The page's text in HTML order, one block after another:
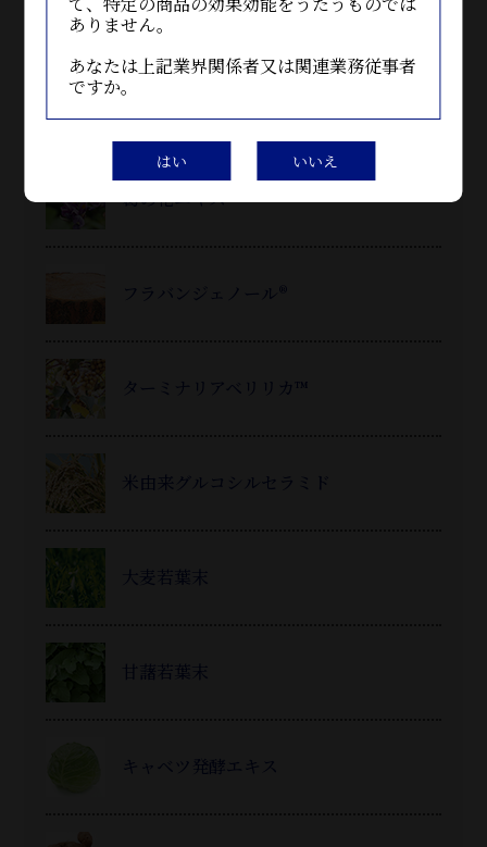
コラーゲンペプチド
インドマンゴスチンエキス末
葛の花エキス™
フラバンジェノール®
ターミナリアベリリカ™
米由来グルコシルセラミド
大麦若葉末
甘藷若葉末
キャベツ発酵エキス
ありません。
あなたは上記業界関係者又は関連業務従事者
ですか。
はい いいえ